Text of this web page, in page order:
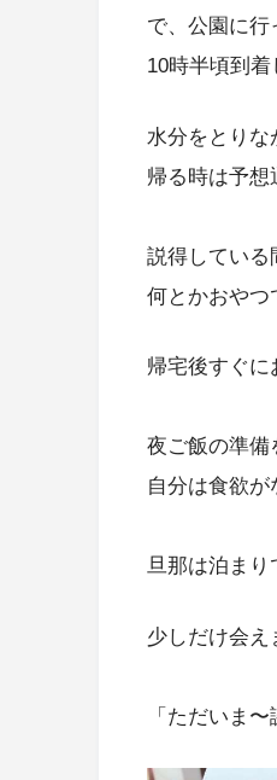
で、公園に行
10時半頃到
水分をとりな
帰る時は予
説得している
何とかおやつ
帰宅後すぐに
夜ご飯の準備
自分は食欲
旦那は泊まり
少しだけ会
「ただいま